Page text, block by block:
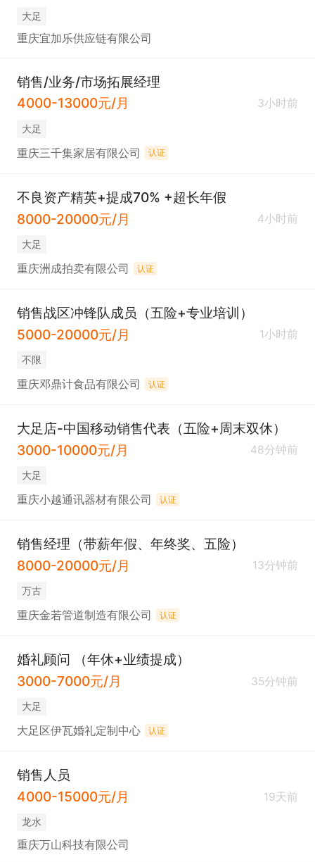
大足
重庆宜加乐供应链有限公司
销售/业务/市场拓展经理
4000-13000元/月
3小时前
大足
重庆三千集家居有限公司 认证
不良资产精英+提成70% +超长年假
8000-20000元/月
4小时前
大足
重庆洲成拍卖有限公司 认证
销售战区冲锋队成员（五险+专业培训）
5000-20000元/月
1小时前
不限
重庆邓鼎计食品有限公司 认证
大足店-中国移动销售代表（五险+周末双休）
3000-10000元/月
48分钟前
大足
重庆小越通讯器材有限公司 认证
销售经理（带薪年假、年终奖、五险）
8000-20000元/月
13分钟前
万古
重庆金若管道制造有限公司 认证
婚礼顾问 （年休+业绩提成）
3000-7000元/月
35分钟前
大足
大足区伊瓦婚礼定制中心 认证
销售人员
4000-15000元/月
19天前
龙水
重庆万山科技有限公司